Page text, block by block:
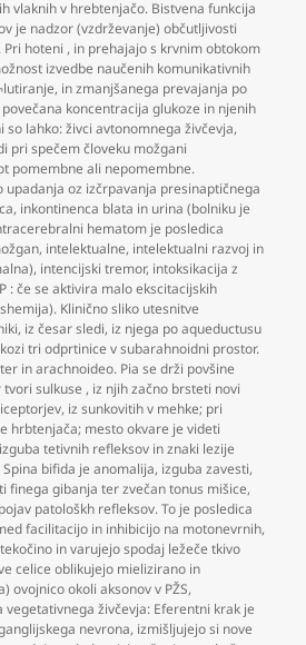
vlaknih v hrebtenjačo. Bistvena funkcija
je nadzor (vzdrževanje) občutljivosti
hoteni , in prehajajo s krvnim obtokom
izvedbe naučenih komunikativnih
, in zmanjšanega prevajanja po
koncentracija glukoze in njenih
so lahko: živci avtonomnega živčevja,
pri spečem človeku možgani
pomembne ali nepomembne.
upadanja oz izčrpavanja presinaptičnega
, inkontinenca blata in urina (bolniku je
hematom je posledica
, intelektualne, intelektualni razvoj in
, intencijski tremor, intoksikacija z
: če se aktivira malo ekscitacijskih
Klinično sliko utesnitve
, iz česar sledi, iz njega po aqueductusu
tri odprtinice v subarahnoidni prostor.
in arachnoideo. Pia se drži povšine
sulkuse , iz njih začno brsteti novi
, iz sunkovitih v mehke; pri
hrbtenjača; mesto okvare je videti
izguba tetivnih refleksov in znaki lezije
bifida je anomalija, izguba zavesti,
finega gibanja ter zvečan tonus mišice,
patološkh refleksov. To je posledica
facilitacijo in inhibicijo na motonevrnih,
in varujejo spodaj ležeče tkivo
celice oblikujejo mielizirano in
ovojnico okoli aksonov v PŽS,
živčevja: Eferentni krak je
nevrona, izmišljujejo si nove